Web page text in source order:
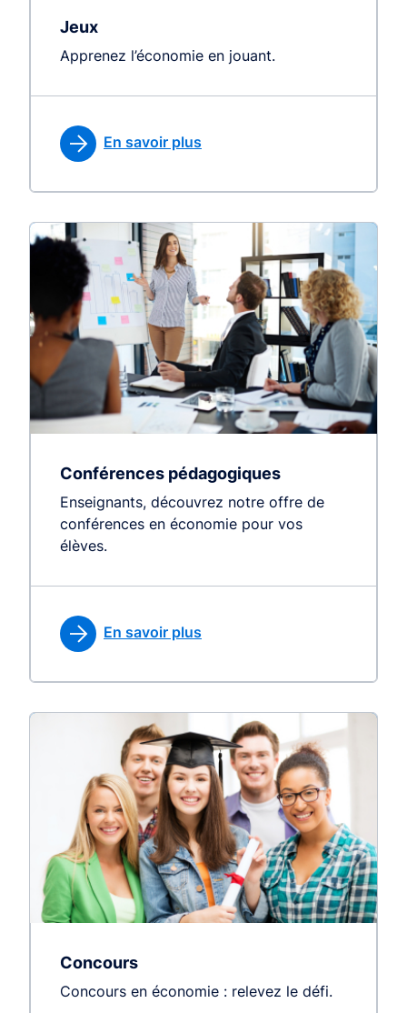
Jeux
Apprenez l’économie en jouant.
En savoir plus
Conférences pédagogiques
Enseignants, découvrez notre offre de
conférences en économie pour vos
élèves.
En savoir plus
Concours
Concours en économie : relevez le défi.